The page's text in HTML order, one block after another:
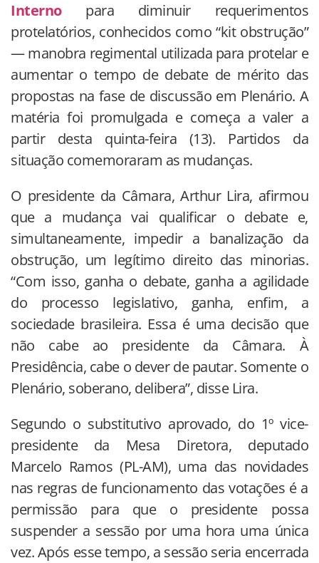
Internopara diminuir requerimentos
protelatórios, conhecidos como “kit obstrução”
— manobra regimental utilizada para protelar e
aumentar o tempo de debate de mérito das
propostas na fase de discussão em Plenário. A
matéria foi promulgada e começa a valer a
partir desta quinta-feira (13). Partidos da
situação comemoraram as mudanças.
O presidente da Câmara, Arthur Lira, afirmou
que a mudança vai qualificar o debate e,
simultaneamente, impedir a banalização da
obstrução, um legítimo direito das minorias.
“Com isso, ganha o debate, ganha a agilidade
do processo legislativo, ganha, enfim, a
sociedade brasileira. Essa é uma decisão que
não cabe ao presidente da Câmara. À
Presidência, cabe o dever de pautar. Somente o
Plenário, soberano, delibera”, disse Lira.
Segundo o substitutivo aprovado, do 1º vice-
presidente da Mesa Diretora, deputado
Marcelo Ramos (PL-AM), uma das novidades
nas regras de funcionamento das votações é a
permissão para que o presidente possa
suspender a sessão por uma hora uma única
vez. Após esse tempo, a sessão seria encerrada